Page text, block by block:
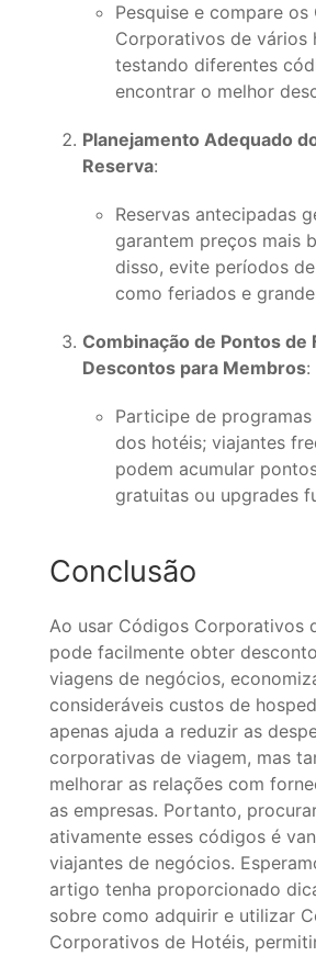
Pesquise e compare os
Corporativos de vários
testando diferentes
encontrar o melhor
Planejamento Adequado
Reserva:
Reservas antecipadas
garantem preços mais
disso, evite períodos
como feriados e
Combinação de Pontos de
Descontos para Membros:
Participe de
dos hotéis; viajantes
podem acumular
gratuitas ou upgrades
Conclusão
Ao usar Códigos Corporativos
pode facilmente obter
viagens de negócios,
consideráveis custos de
apenas ajuda a reduzir as
corporativas de viagem, mas
melhorar as relações com
as empresas. Portanto,
ativamente esses códigos é
viajantes de negócios.
artigo tenha proporcionado
sobre como adquirir e utilizar
Corporativos de Hotéis,